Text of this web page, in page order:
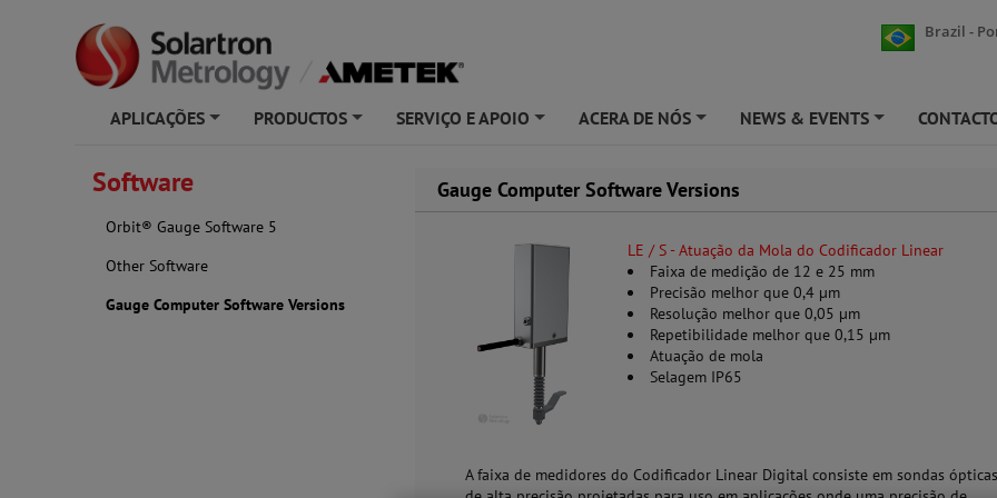
Brazil -
APLICAÇÕES PRODUCTOS SERVIÇO E APOIO ACERA DE NÓS NEWS & EVENTS
Software
Orbit® Gauge Software 5
Other Software
Gauge Computer Software Versions
Gauge Computer Software Versions
LE / S - Atuação da Mola do Codificador Linear
Faixa de medição de 12 e 25 mm
Precisão melhor que 0,4 µm
Resolução melhor que 0,05 µm
Repetibilidade melhor que 0,15 µm
Atuação de mola
Selagem IP65
A faixa de medidores do Codificador Linear Digital consiste em sondas